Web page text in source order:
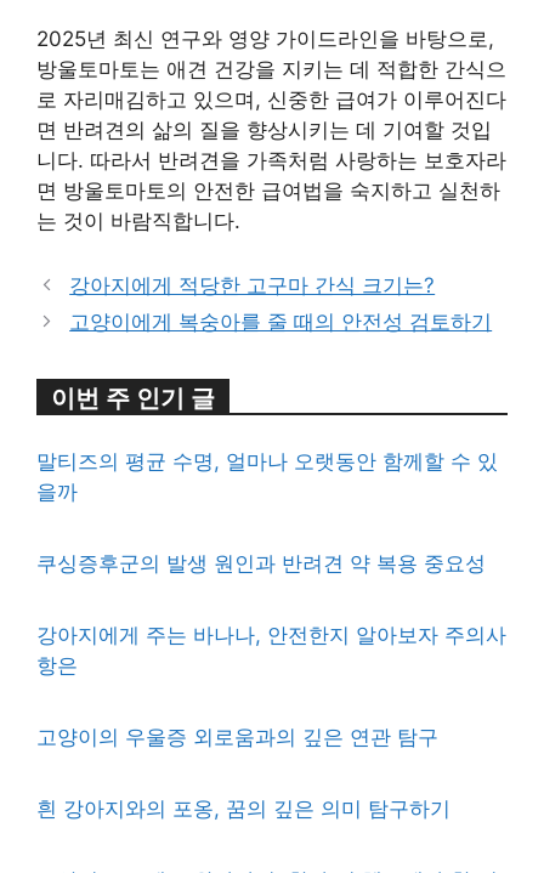
2025년 최신 연구와 영양 가이드라인을 바탕으로,
방울토마토는 애견 건강을 지키는 데 적합한 간식으
로 자리매김하고 있으며, 신중한 급여가 이루어진다
면 반려견의 삶의 질을 향상시키는 데 기여할 것입
니다. 따라서 반려견을 가족처럼 사랑하는 보호자라
면 방울토마토의 안전한 급여법을 숙지하고 실천하
는 것이 바람직합니다.
강아지에게 적당한 고구마 간식 크기는?
고양이에게 복숭아를 줄 때의 안전성 검토하기
이번 주 인기 글
말티즈의 평균 수명, 얼마나 오랫동안 함께할 수 있
을까
쿠싱증후군의 발생 원인과 반려견 약 복용 중요성
강아지에게 주는 바나나, 안전한지 알아보자 주의사
항은
고양이의 우울증 외로움과의 깊은 연관 탐구
흰 강아지와의 포옹, 꿈의 깊은 의미 탐구하기